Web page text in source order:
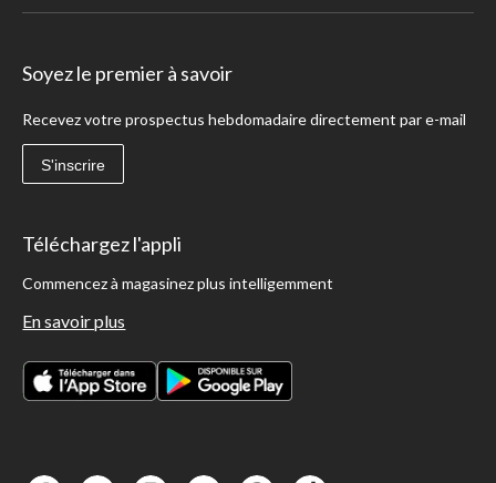
Soyez le premier à savoir
Recevez votre prospectus hebdomadaire directement par e-mail
S'inscrire
Téléchargez l'appli
Commencez à magasinez plus intelligemment
En savoir plus